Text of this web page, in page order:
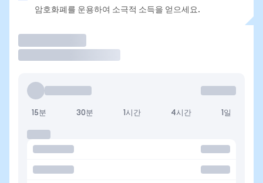
암호화폐를 운용하여 소극적 소득을 얻으세요.
15분 30분 1시간 4시간 1일